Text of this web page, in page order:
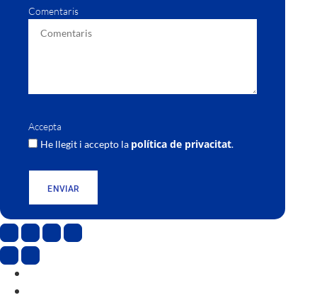
Comentaris
Accepta
He llegit i accepto la política de privacitat.
ENVIAR